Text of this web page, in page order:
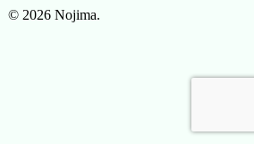
© 2026 Nojima.